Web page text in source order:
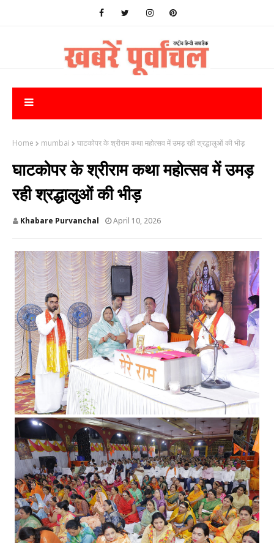
Home mumbai घाटकोपर के श्रीराम कथा महोत्सव में उमड़ रही श्रद्धालुओं की भीड़
घाटकोपर के श्रीराम कथा महोत्सव में उमड़
रही श्रद्धालुओं की भीड़
Khabare Purvanchal April 10, 2026